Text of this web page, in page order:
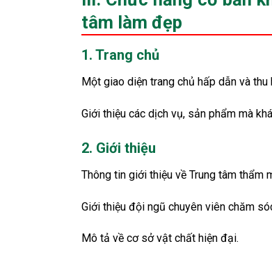
tâm làm đẹp
1. Trang chủ
Một giao diện trang chủ hấp dẫn và thu
Giới thiệu các dịch vụ, sản phẩm mà
2. Giới thiệu
Thông tin giới thiệu về Trung tâm thẩm
Giới thiệu đội ngũ chuyên viên chăm
Mô tả về cơ sở vật chất hiện đại.